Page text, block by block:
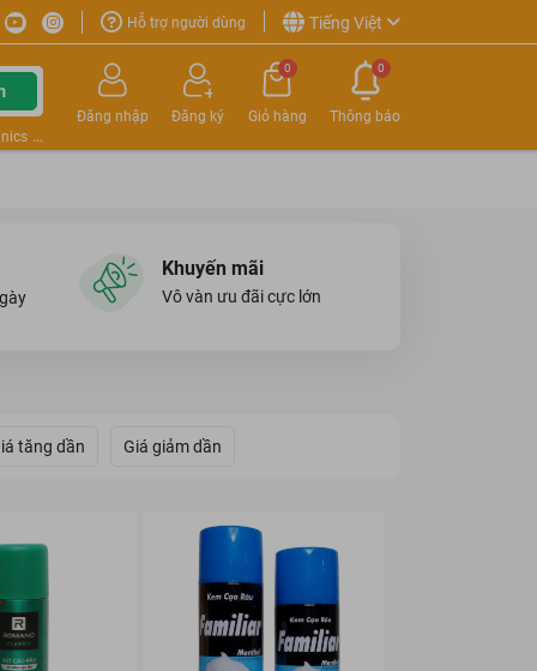
Hỗ trợ người dùng Tiếng Việt
Đăng nhập Đăng ký
0
Giỏ hàng Thông báo
0
Khuyến mãi
Vô vàn ưu đãi cực lớn
tăng dần Giá giảm dần